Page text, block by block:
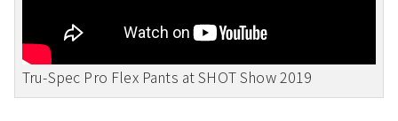
Tru-Spec Pro Flex Pants at SHOT Show 2019